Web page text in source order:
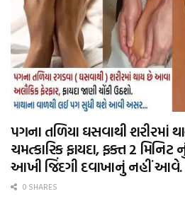
પગના તળિયા ઘસવાથી શરીરમાં
ચમત્કારિક ફાયદા, ફક્ત 2 મિનિટ
આખી જિંદગી દવાખાનું નહીં આવે.
0 SHARES